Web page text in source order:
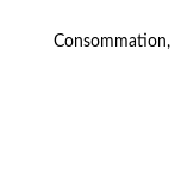
Consommation,